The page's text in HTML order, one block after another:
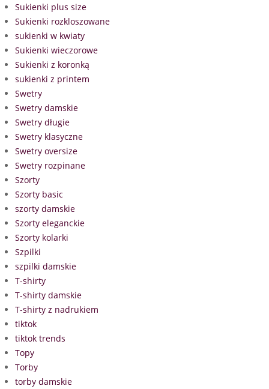
Sukienki plus size
Sukienki rozkloszowane
sukienki w kwiaty
Sukienki wieczorowe
Sukienki z koronką
sukienki z printem
Swetry
Swetry damskie
Swetry długie
Swetry klasyczne
Swetry oversize
Swetry rozpinane
Szorty
Szorty basic
szorty damskie
Szorty eleganckie
Szorty kolarki
Szpilki
szpilki damskie
T-shirty
T-shirty damskie
T-shirty z nadrukiem
tiktok
tiktok trends
Topy
Torby
torby damskie